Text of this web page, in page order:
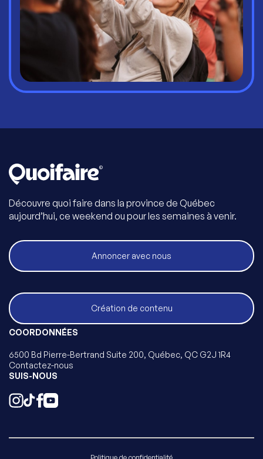
Découvre quoi faire dans la province de Québec
aujourd’hui, ce weekend ou pour les semaines à venir.
Annoncer avec nous
Création de contenu
COORDONNÉES
6500 Bd Pierre-Bertrand Suite 200, Québec, QC G2J 1R4
Contactez-nous
SUIS-NOUS